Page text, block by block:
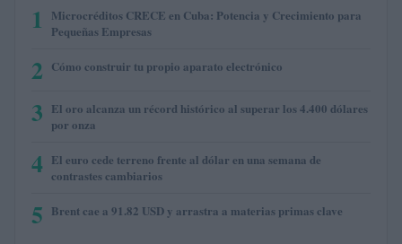
1
Microcréditos CRECE en Cuba: Potencia y Crecimiento para
Pequeñas Empresas
2 Cómo construir tu propio aparato electrónico
3 El oro alcanza un récord histórico al superar los 4.400 dólares
por onza
4 El euro cede terreno frente al dólar en una semana de
contrastes cambiarios
5 Brent cae a 91.82 USD y arrastra a materias primas clave